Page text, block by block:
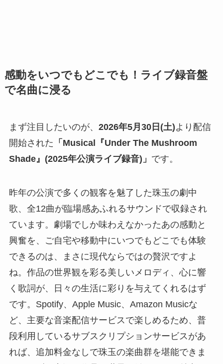
感動をいつでもどこでも！ライブ録音盤
で名曲に浸る
まず注目したいのが、 2026年5月30日(土)より配信
開始された 「Musical『Under The Mushroom
Shade』(2025年公演ライブ録音)」 です。
昨年の公演で多くの観客を魅了した珠玉の劇中
歌、全12曲が臨場感あふれるサウンドで収録され
ています。劇場でしか味わえなかったあの感動と
興奮を、ご自宅や移動中にいつでもどこでも体験
できるのは、まさに現代ならではの贅沢ですよ
ね。作品の世界観を彩る美しいメロディ、心に響
く歌詞が、日々の生活に彩りを与えてくれるはず
です。Spotify、Apple Music、Amazon Musicな
ど、主要な音楽配信サービスで楽しめるため、普
段利用しているサブスクリプションサービスがあ
れば、追加料金なしで珠玉の楽曲群を堪能できま